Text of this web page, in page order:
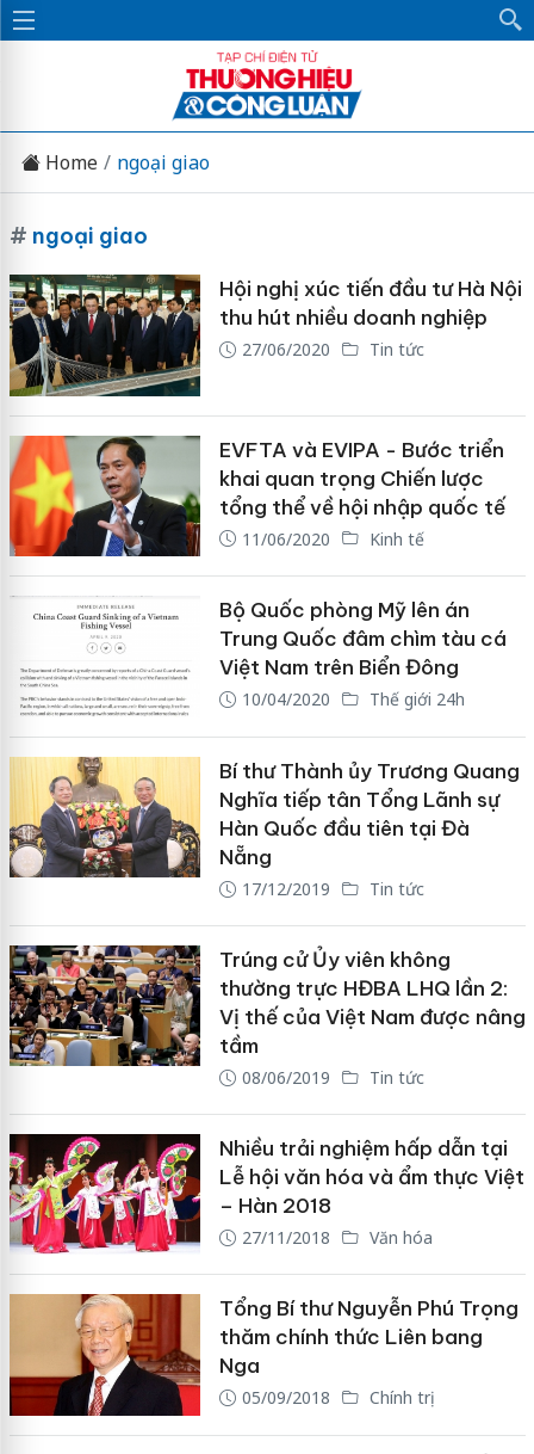
Home ngoại giao
# ngoại giao
Hội nghị xúc tiến đầu tư Hà Nội
thu hút nhiều doanh nghiệp
27/06/2020 Tin tức
EVFTA và EVIPA - Bước triển
khai quan trọng Chiến lược
tổng thể về hội nhập quốc tế
11/06/2020 Kinh tế
Bộ Quốc phòng Mỹ lên án
Trung Quốc đâm chìm tàu cá
Việt Nam trên Biển Đông
10/04/2020 Thế giới 24h
Bí thư Thành ủy Trương Quang
Nghĩa tiếp tân Tổng Lãnh sự
Hàn Quốc đầu tiên tại Đà
Nẵng
17/12/2019 Tin tức
Trúng cử Ủy viên không
thường trực HĐBA LHQ lần 2:
Vị thế của Việt Nam được nâng
tầm
08/06/2019 Tin tức
Nhiều trải nghiệm hấp dẫn tại
Lễ hội văn hóa và ẩm thực Việt
– Hàn 2018
27/11/2018 Văn hóa
Tổng Bí thư Nguyễn Phú Trọng
thăm chính thức Liên bang
Nga
05/09/2018 Chính trị